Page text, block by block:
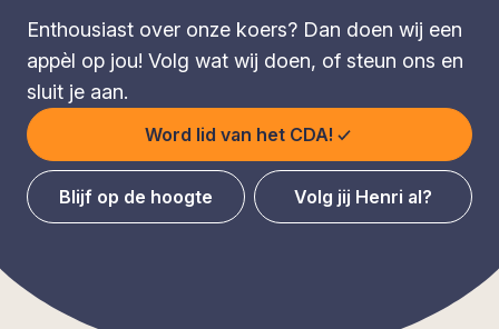
Enthousiast over onze koers? Dan doen wij een
appèl op jou! Volg wat wij doen, of steun ons en
sluit je aan.
Word lid van het CDA!
Blijf op de hoogte Volg jij Henri al?